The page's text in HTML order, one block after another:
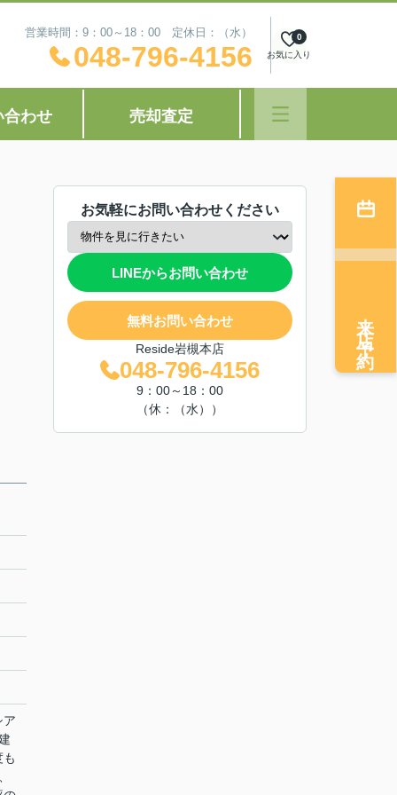
営業時間：9：00～18：00 定休日：（水）
048-796-4156 お気に入り
0
合わせ 売却査定
ア
お気軽にお問い合わせください
LINEからお問い合わせ
無料お問い合わせ
Reside岩槻本店
048-796-4156
9：00～18：00
（休：（水））
来店予約